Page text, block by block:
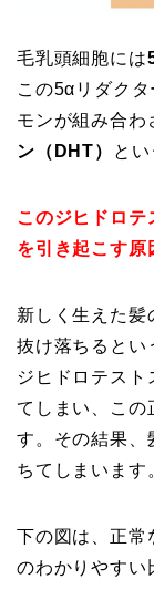
毛乳頭細胞には
この5αリダクタ
モンが組み合わ
ン（DHT）
と
このジヒドロ
を引き起こす原
新しく生えた髪
抜け落ちるとい
ジヒドロテスト
てしまい、この
す。その結果、
ちてしまいます
下の図は、正常
のわかりやすい